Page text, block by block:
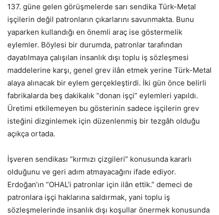
137. güne gelen görüşmelerde sarı sendika Türk-Metal
işçilerin değil patronların çıkarlarını savunmakta. Bunu
yaparken kullandığı en önemli araç ise göstermelik
eylemler. Böylesi bir durumda, patronlar tarafından
dayatılmaya çalışılan insanlık dışı toplu iş sözleşmesi
maddelerine karşı, genel grev ilân etmek yerine Türk-Metal
alaya alınacak bir eylem gerçekleştirdi. İki gün önce belirli
fabrikalarda beş dakikalık “donan işçi” eylemleri yapıldı.
Üretimi etkilemeyen bu gösterinin sadece işçilerin grev
isteğini dizginlemek için düzenlenmiş bir tezgâh olduğu
açıkça ortada.
İşveren sendikası “kırmızı çizgileri” konusunda kararlı
olduğunu ve geri adım atmayacağını ifade ediyor.
Erdoğan’ın “OHAL’i patronlar için ilân ettik.” demeci de
patronlara işçi haklarına saldırmak, yani toplu iş
sözleşmelerinde insanlık dışı koşullar önermek konusunda